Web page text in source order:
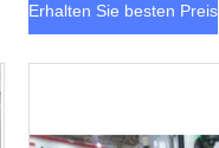
Erhalten Sie besten Preis